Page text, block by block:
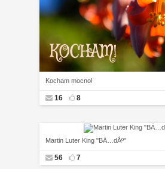
Kocham mocno!
16 8
Martin Luter King "BÄ…dÅº"
56 7